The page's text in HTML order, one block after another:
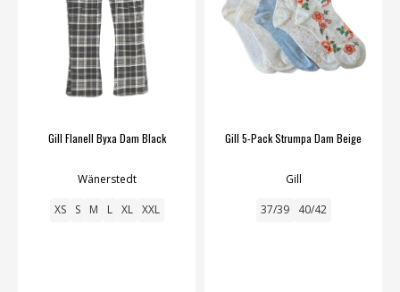
Gill Flanell Byxa Dam Black
Wänerstedt
XS S M L XL XXL
Gill 5-Pack Strumpa Dam Beige
Gill
37/39 40/42